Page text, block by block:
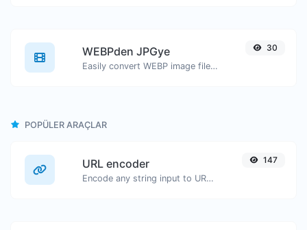
WEBPden JPGye
Easily convert WEBP image files to JPG.
30
POPÜLER ARAÇLAR
URL encoder
Encode any string input to URL format.
147